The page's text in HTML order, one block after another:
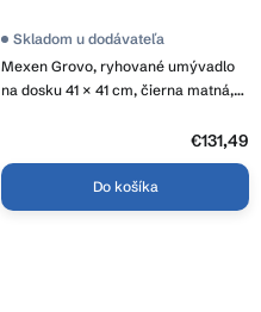
Mexen Grovo, ryhované umývadlo
na dosku 41 × 41 cm, čierna matná,
Skladom u dodávateľa
€131,49
Do košíka